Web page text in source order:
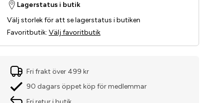
Lagerstatus i butik
Välj storlek för att se lagerstatus i butiken
Favoritbutik: Välj favoritbutik
Fri frakt över 499 kr
90 dagars öppet köp för medlemmar